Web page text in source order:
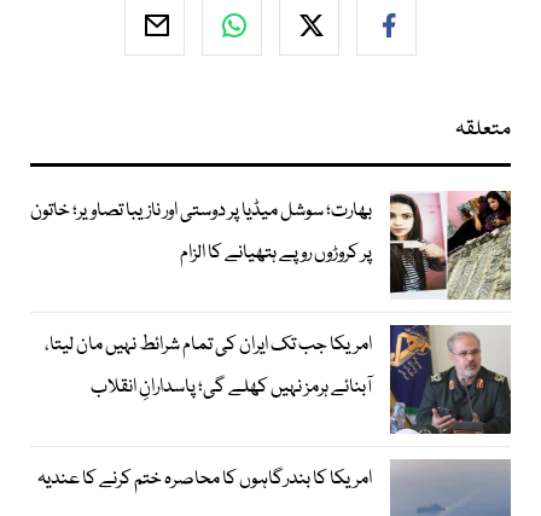
متعلقہ
بھارت؛ سوشل میڈیا پر دوستی اور نازیبا تصاویر؛ خاتون
پر کروڑوں روپے ہتھیانے کا الزام
امریکا جب تک ایران کی تمام شرائط نہیں مان لیتا،
آبنائے ہرمز نہیں کھلے گی؛ پاسدارانِ انقلاب
امریکا کا بندرگاہوں کا محاصرہ ختم کرنے کا عندیہ